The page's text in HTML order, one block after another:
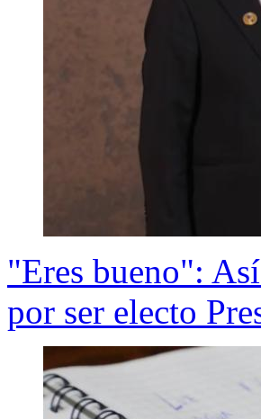
"Eres bueno":
por ser electo